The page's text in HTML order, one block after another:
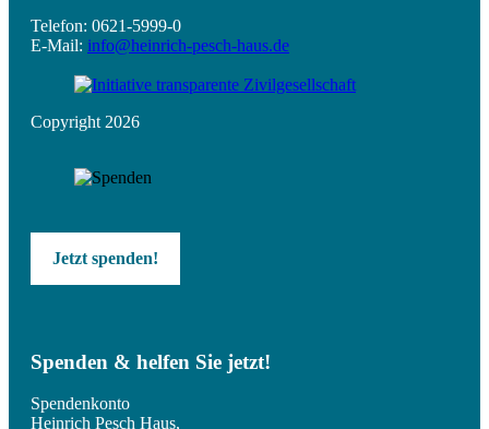
Telefon: 0621-5999-0
E-Mail: info@heinrich-pesch-haus.de
Copyright 2026
Jetzt spenden!
Spenden & helfen Sie jetzt!
Spendenkonto
Heinrich Pesch Haus,